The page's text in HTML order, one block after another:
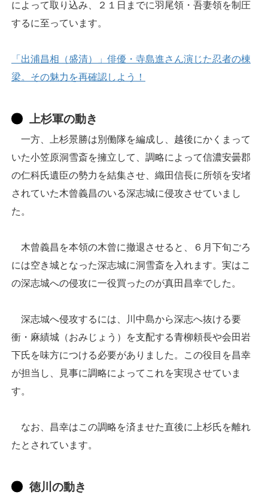
によって取り込み、２１日までに羽尾領・吾妻領を制圧
するに至っています。
「出浦昌相（盛清）」俳優・寺島進さん演じた忍者の棟
梁。その魅力を再確認しよう！
上杉軍の動き
一方、上杉景勝は別働隊を編成し、越後にかくまって
いた小笠原洞雪斎を擁立して、調略によって信濃安曇郡
の仁科氏遺臣の勢力を結集させ、織田信長に所領を安堵
されていた木曾義昌のいる深志城に侵攻させていまし
た。
木曾義昌を本領の木曾に撤退させると、６月下旬ごろ
には空き城となった深志城に洞雪斎を入れます。実はこ
の深志城への侵攻に一役買ったのが真田昌幸でした。
深志城へ侵攻するには、川中島から深志へ抜ける要
衝・麻績城（おみじょう）を支配する青柳頼長や会田岩
下氏を味方につける必要がありました。この役目を昌幸
が担当し、見事に調略によってこれを実現させていま
す。
なお、昌幸はこの調略を済ませた直後に上杉氏を離れ
たとされています。
徳川の動き